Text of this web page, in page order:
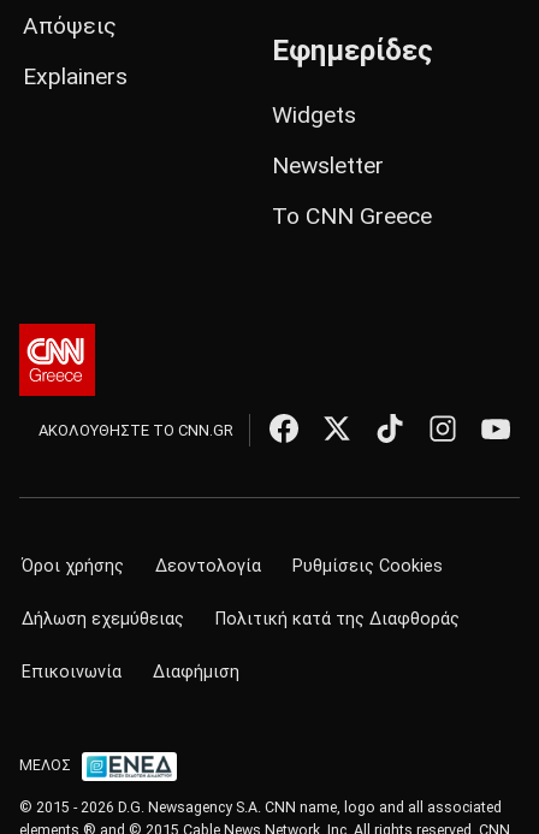
Απόψεις
Explainers
Εφημερίδες
Widgets
Newsletter
Το CNN Greece
ΑΚΟΛΟΥΘΗΣΤΕ ΤΟ CNN.GR
Όροι χρήσης Δεοντολογία Ρυθμίσεις Cookies
Δήλωση εχεμύθειας Πολιτική κατά της Διαφθοράς
Επικοινωνία Διαφήμιση
ΜΕΛΟΣ
© 2015 - 2026 D.G. Newsagency S.A. CNN name, logo and all associated
elements ® and © 2015 Cable News Network, Inc. All rights reserved. CNN